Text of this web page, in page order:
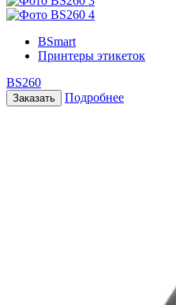
BSmart
Принтеры этикеток
BS260
Подробнее